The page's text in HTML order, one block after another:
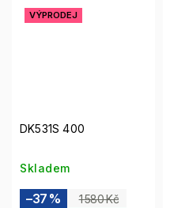
VÝPRODEJ
DK531S 400
Skladem
1 580 Kč
–37 %